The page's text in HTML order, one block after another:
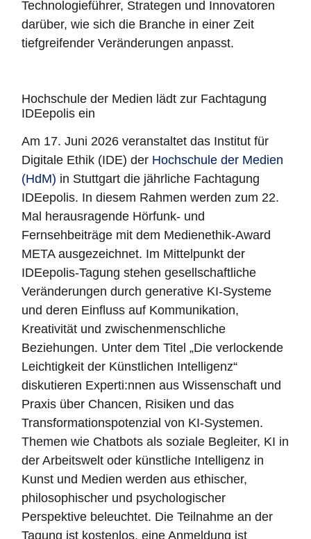
Technologieführer, Strategen und Innovatoren
darüber, wie sich die Branche in einer Zeit
tiefgreifender Veränderungen anpasst.
Hochschule der Medien lädt zur Fachtagung
IDEepolis ein
Am 17. Juni 2026 veranstaltet das Institut für
Digitale Ethik (IDE) der Hochschule der Medien
(HdM) in Stuttgart die jährliche Fachtagung
IDEepolis. In diesem Rahmen werden zum 22.
Mal herausragende Hörfunk- und
Fernsehbeiträge mit dem Medienethik-Award
META ausgezeichnet. Im Mittelpunkt der
IDEepolis-Tagung stehen gesellschaftliche
Veränderungen durch generative KI-Systeme
und deren Einfluss auf Kommunikation,
Kreativität und zwischenmenschliche
Beziehungen. Unter dem Titel „Die verlockende
Leichtigkeit der Künstlichen Intelligenz“
diskutieren Experti:nnen aus Wissenschaft und
Praxis über Chancen, Risiken und das
Transformationspotenzial von KI-Systemen.
Themen wie Chatbots als soziale Begleiter, KI in
der Arbeitswelt oder künstliche Intelligenz in
Kunst und Medien werden aus ethischer,
philosophischer und psychologischer
Perspektive beleuchtet. Die Teilnahme an der
Tagung ist kostenlos, eine Anmeldung ist